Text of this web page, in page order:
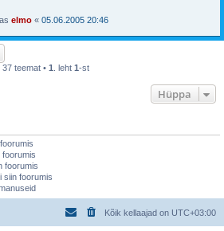
elmo « 05.06.2005 20:46
37 teemat • 1 . leht 1-st
Hüppa
foorumis
siin foorumis
Kõik kellaajad on UTC+03:00